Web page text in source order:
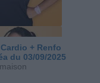
+ Renfo
du 03/09/2025